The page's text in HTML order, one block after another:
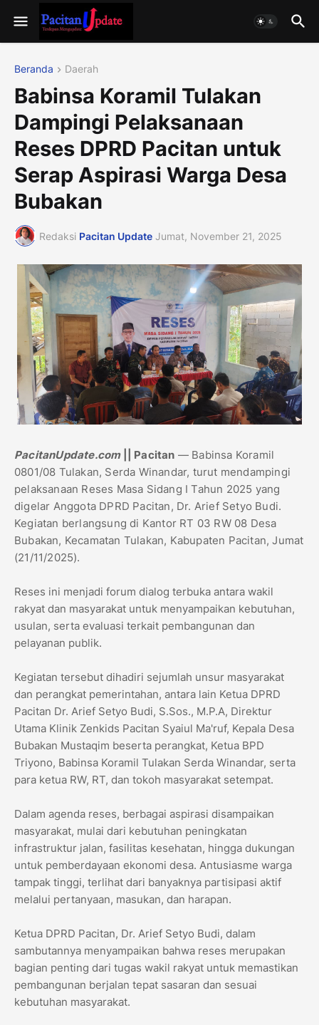
Beranda Daerah
Babinsa Koramil Tulakan
Dampingi Pelaksanaan
Reses DPRD Pacitan untuk
Serap Aspirasi Warga Desa
Bubakan
Redaksi Pacitan Update Jumat, November 21, 2025
PacitanUpdate.com || Pacitan — Babinsa Koramil
0801/08 Tulakan, Serda Winandar, turut mendampingi
pelaksanaan Reses Masa Sidang I Tahun 2025 yang
digelar Anggota DPRD Pacitan, Dr. Arief Setyo Budi.
Kegiatan berlangsung di Kantor RT 03 RW 08 Desa
Bubakan, Kecamatan Tulakan, Kabupaten Pacitan, Jumat
(21/11/2025).
Reses ini menjadi forum dialog terbuka antara wakil
rakyat dan masyarakat untuk menyampaikan kebutuhan,
usulan, serta evaluasi terkait pembangunan dan
pelayanan publik.
Kegiatan tersebut dihadiri sejumlah unsur masyarakat
dan perangkat pemerintahan, antara lain Ketua DPRD
Pacitan Dr. Arief Setyo Budi, S.Sos., M.P.A, Direktur
Utama Klinik Zenkids Pacitan Syaiul Ma'ruf, Kepala Desa
Bubakan Mustaqim beserta perangkat, Ketua BPD
Triyono, Babinsa Koramil Tulakan Serda Winandar, serta
para ketua RW, RT, dan tokoh masyarakat setempat.
Dalam agenda reses, berbagai aspirasi disampaikan
masyarakat, mulai dari kebutuhan peningkatan
infrastruktur jalan, fasilitas kesehatan, hingga dukungan
untuk pemberdayaan ekonomi desa. Antusiasme warga
tampak tinggi, terlihat dari banyaknya partisipasi aktif
melalui pertanyaan, masukan, dan harapan.
Ketua DPRD Pacitan, Dr. Arief Setyo Budi, dalam
sambutannya menyampaikan bahwa reses merupakan
bagian penting dari tugas wakil rakyat untuk memastikan
pembangunan berjalan tepat sasaran dan sesuai
kebutuhan masyarakat.